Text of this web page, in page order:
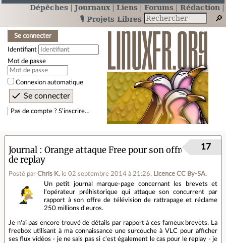
Dépêches Journaux Liens Forums
Rédaction
🎙️ Projets Libres
Se connecter
Identifiant
Mot de passe
Connexion automatique
Pas de compte ? S’inscrire…
Journal
Orange attaque Free pour son offre
de replay
Posté par Chris K. le 02 septembre 2014 à 21:26. Licence CC By‑SA.
17
Un petit journal marque-page concernant les brevets et
l'opérateur préhistorique qui attaque son concurrent par
rapport à son offre de télévision de rattrapage et réclame
250 millions d'euros.
Je n'ai pas encore trouvé de détails par rapport à ces fameux brevets. La
freebox utilisant à ma connaissance une surcouche à VLC pour afficher
ses flux vidéos - je ne sais pas si c'est également le cas pour le replay - je